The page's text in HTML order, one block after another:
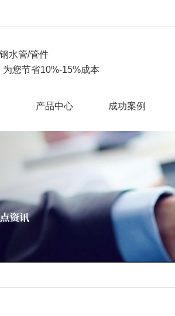
水管/管件
您节省10%-15%成本
产品中心 成功案例